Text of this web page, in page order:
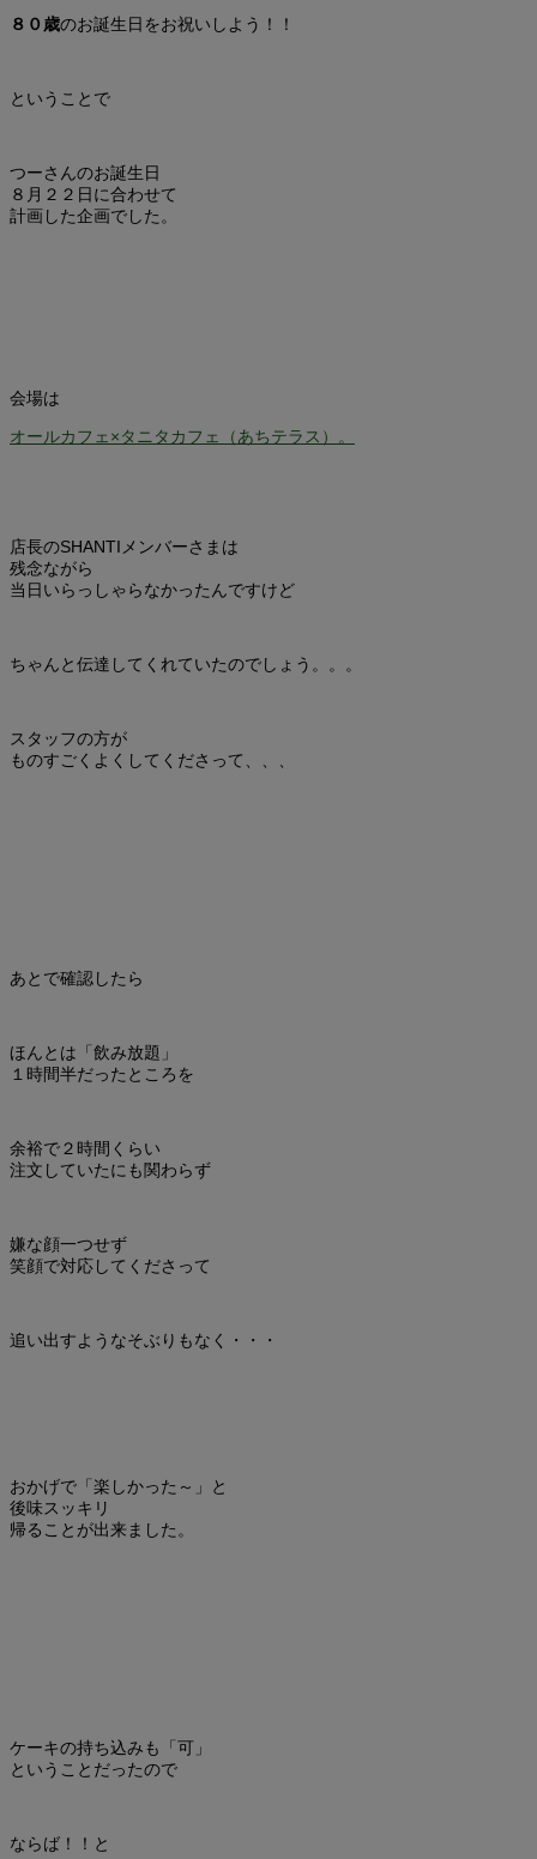
８０歳のお誕生日をお祝いしよう！！
ということで
つーさんのお誕生日
８月２２日に合わせて
計画した企画でした。
会場は
オールカフェ×タニタカフェ（あちテラス）。
店長のSHANTIメンバーさまは
残念ながら
当日いらっしゃらなかったんですけど
ちゃんと伝達してくれていたのでしょう。。。
スタッフの方が
ものすごくよくしてくださって、、、
あとで確認したら
ほんとは「飲み放題」
１時間半だったところを
余裕で２時間くらい
注文していたにも関わらず
嫌な顔一つせず
笑顔で対応してくださって
追い出すようなそぶりもなく・・・
おかげで「楽しかった～」と
後味スッキリ
帰ることが出来ました。
ケーキの持ち込みも「可」
ということだったので
ならば！！と